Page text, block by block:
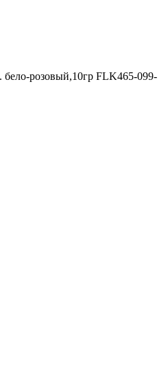
розовый,10гр FLK465-099-